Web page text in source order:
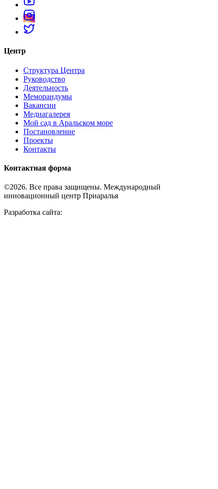
Центр
Структура Центра
Руководство
Деятельность
Меморандумы
Вакансии
Медиагалерея
Мой сад в Аральском море
Постановление
Проекты
Контакты
Контактная форма
©2026. Все права защищены. Международный
инновационный центр Приаралья
Разработка сайта: